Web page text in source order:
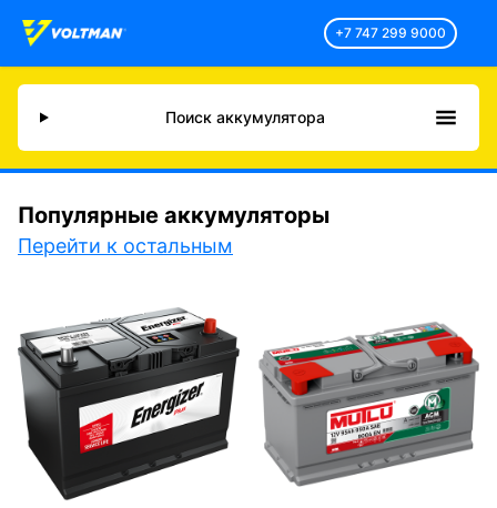
+7 747 299 9000
Поиск аккумулятора
Популярные аккумуляторы
Перейти к остальным